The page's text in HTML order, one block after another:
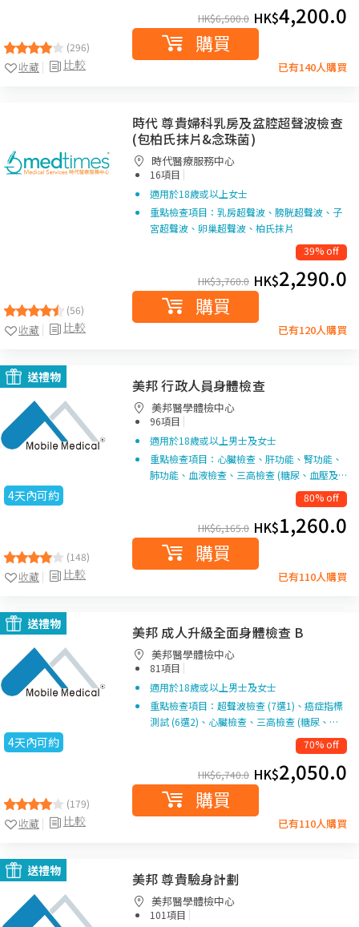
(296)
比較
收藏
HK$6,500.0 HK$4,200.0
購買
已有140人購買
(56)
比較
收藏
時代 尊貴婦科乳房及盆腔超聲波檢查
(包柏氏抹片&念珠菌)
時代醫療服務中心
16項目 |
適用於18歲或以上女士
重點檢查項目：乳房超聲波、膀胱超聲波、子
宮超聲波、卵巢超聲波、柏氏抹片
39% off
HK$3,760.0 HK$2,290.0
購買
已有120人購買
送禮物
4天內可約
(148)
比較
收藏
美邦 行政人員身體檢查
美邦醫學體檢中心
96項目 |
適用於18歲或以上男士及女士
重點檢查項目：心臟檢查、肝功能、腎功能、
肺功能、血液檢查、三高檢查 (糖尿、血壓及…
80% off
HK$6,165.0 HK$1,260.0
購買
已有110人購買
送禮物
4天內可約
(179)
比較
收藏
美邦 成人升級全面身體檢查 B
美邦醫學體檢中心
81項目 |
適用於18歲或以上男士及女士
重點檢查項目：超聲波檢查 (7選1)、癌症指標
測試 (6選2)、心臟檢查、三高檢查 (糖尿、…
70% off
HK$6,740.0 HK$2,050.0
購買
已有110人購買
送禮物 美邦 尊貴驗身計劃
美邦醫學體檢中心
101項目 |